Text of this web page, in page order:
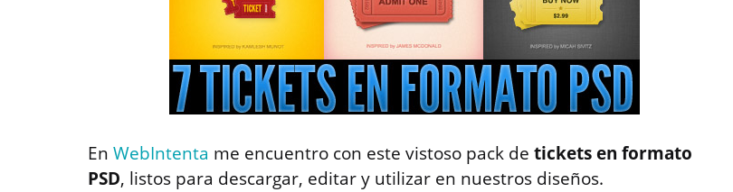
En WebIntenta me encuentro con este vistoso pack de tickets en formato
PSD, listos para descargar, editar y utilizar en nuestros diseños.